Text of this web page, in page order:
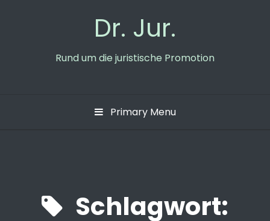
Dr. Jur.
Rund um die juristische Promotion
Primary Menu
Schlagwort: